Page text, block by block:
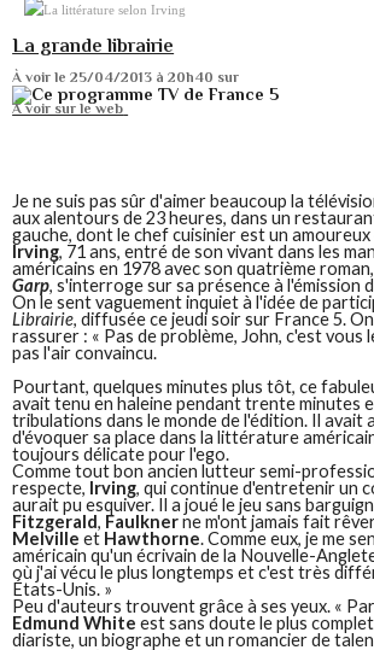
La grande librairie
À voir le 25/04/2013 à 20h40 sur
À voir sur le web
Je ne suis pas sûr d'aimer beaucoup la
aux alentours de 23 heures, dans un
gauche, dont le chef cuisinier est un
Irving, 71 ans, entré de son vivant dans les
américains en 1978 avec son quatrième
Garp, s'interroge sur sa présence à l'émission
On le sent vaguement inquiet à l'idée de
Librairie, diffusée ce jeudi soir sur France 5.
rassurer : « Pas de problème, John, c'est vous
pas l'air convaincu.
Pourtant, quelques minutes plus tôt, ce
avait tenu en haleine pendant trente minutes
tribulations dans le monde de l'édition. Il avait
d'évoquer sa place dans la littérature
toujours délicate pour l'ego.
Comme tout bon ancien lutteur semi-
respecte, Irving, qui continue d'entretenir un
aurait pu esquiver. Il a joué le jeu sans
Fitzgerald, Faulknerne m'ont jamais fait
Melville et Hawthorne. Comme eux, je me
américain qu'un écrivain de la Nouvelle-
où j'ai vécu le plus longtemps et c'est très
États-Unis. »
Peu d'auteurs trouvent grâce à ses yeux. «
Edmund Whiteest sans doute le plus
diariste, un biographe et un romancier de